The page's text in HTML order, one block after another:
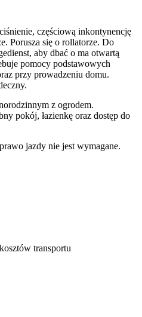
częściową inkontynencję
Porusza się o rollatorze. Do
aby dbać o ma otwartą
pomocy podstawowych
przy prowadzeniu domu.
z ogrodem.
pokój, łazienkę oraz dostęp do
jazdy nie jest wymagane.
transportu